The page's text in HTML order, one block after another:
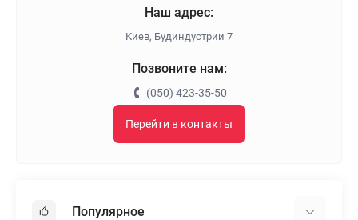
Наш адрес:
Киев, Будиндустрии 7
Позвоните нам:
(050) 423-35-50
Перейти в контакты
Популярное